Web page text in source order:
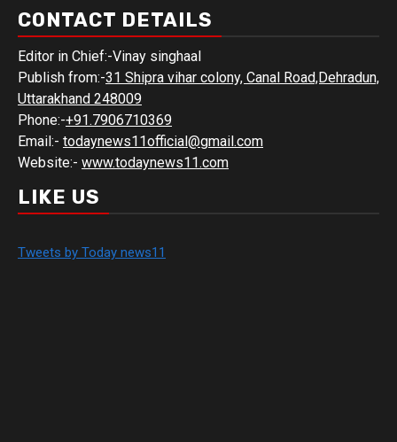
CONTACT DETAILS
Editor in Chief:-Vinay singhaal
Publish from:-31 Shipra vihar colony, Canal Road,Dehradun,
Uttarakhand 248009
Phone:-+91.7906710369
Email:- todaynews11official@gmail.com
Website:- www.todaynews11.com
LIKE US
Tweets by Today news11